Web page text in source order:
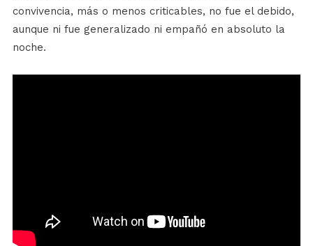
convivencia, más o menos criticables, no fue el debido,
aunque ni fue generalizado ni empañó en absoluto la
noche.